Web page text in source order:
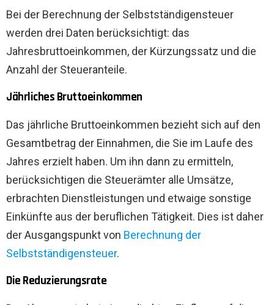
Bei der Berechnung der Selbstständigensteuer
werden drei Daten berücksichtigt: das
Jahresbruttoeinkommen, der Kürzungssatz und die
Anzahl der Steueranteile.
Jährliches Bruttoeinkommen
Das jährliche Bruttoeinkommen bezieht sich auf den
Gesamtbetrag der Einnahmen, die Sie im Laufe des
Jahres erzielt haben. Um ihn dann zu ermitteln,
berücksichtigen die Steuerämter alle Umsätze,
erbrachten Dienstleistungen und etwaige sonstige
Einkünfte aus der beruflichen Tätigkeit. Dies ist daher
der Ausgangspunkt von Berechnung der
Selbstständigensteuer.
Die Reduzierungsrate